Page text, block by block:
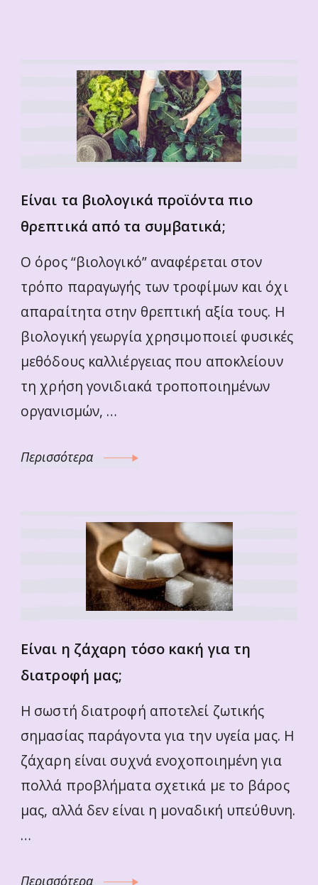
Είναι τα βιολογικά προϊόντα πιο
θρεπτικά από τα συμβατικά;
O όρος “βιολογικό” αναφέρεται στον
τρόπο παραγωγής των τροφίμων και όχι
απαραίτητα στην θρεπτική αξία τους. Η
βιολογική γεωργία χρησιμοποιεί φυσικές
μεθόδους καλλιέργειας που αποκλείουν
τη χρήση γονιδιακά τροποποιημένων
οργανισμών, …
Περισσότερα
Είναι η ζάχαρη τόσο κακή για τη
διατροφή μας;
Η σωστή διατροφή αποτελεί ζωτικής
σημασίας παράγοντα για την υγεία μας. Η
ζάχαρη είναι συχνά ενοχοποιημένη για
πολλά προβλήματα σχετικά με το βάρος
μας, αλλά δεν είναι η μοναδική υπεύθυνη.
…
Περισσότερα